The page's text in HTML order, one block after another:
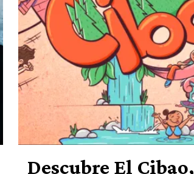
Descubre El Cibao,